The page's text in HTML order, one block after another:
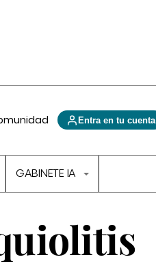
Entra en tu cuenta
GABINETE IA